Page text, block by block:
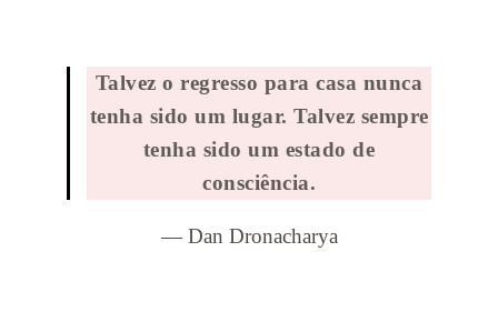
Talvez o regresso para casa nunca
tenha sido um lugar. Talvez sempre
tenha sido um estado de
consciência.
— Dan Dronacharya